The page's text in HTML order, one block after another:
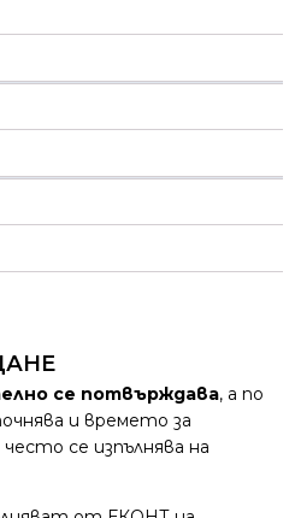
се потвърждава, а по
и времето за
се изпълнява на